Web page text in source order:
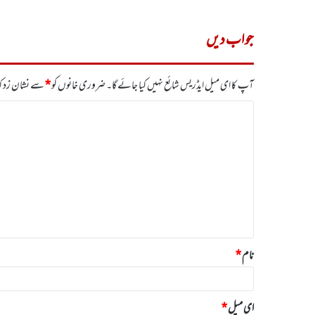
جواب دیں
آپ کا ای میل ایڈریس شائع نہیں کیا جائے گا۔ضروری خانوں کو*سے نشان زد
نام*
ای میل*